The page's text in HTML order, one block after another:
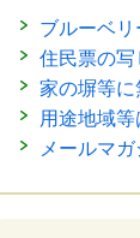
ブルーベ
住民票の
家の塀等
用途地域
メールマ